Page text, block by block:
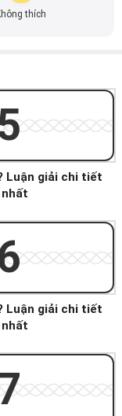
thích
Luận giải chi tiết
Luận giải chi tiết